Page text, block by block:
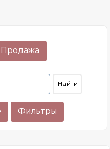
Продажа
Фильтры